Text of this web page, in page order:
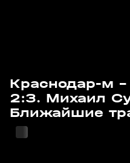
Краснодар-м
2:3. Михаил
Ближайшие
08 авг, 15:00